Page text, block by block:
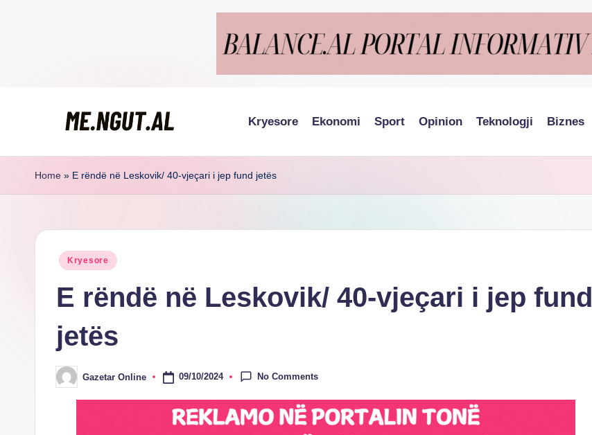
M
e
g
lexohen
ngut
Kryesore Ekonomi Sport Opinion Teknologji Biznes
Home » E rëndë në Leskovik/ 40-vjeçari i jep fund jetës
Posted
Kryesore
E rëndë në Leskovik/ 40-vjeçari i jep fund
jetës
Posted
by
Gazetar Online 09/10/2024 No Comments